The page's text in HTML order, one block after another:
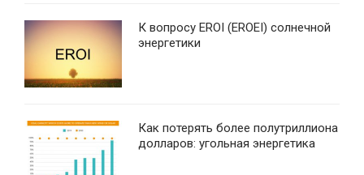
К вопросу EROI (EROEI) солнечной
энергетики
Как потерять более полутриллиона
долларов: угольная энергетика